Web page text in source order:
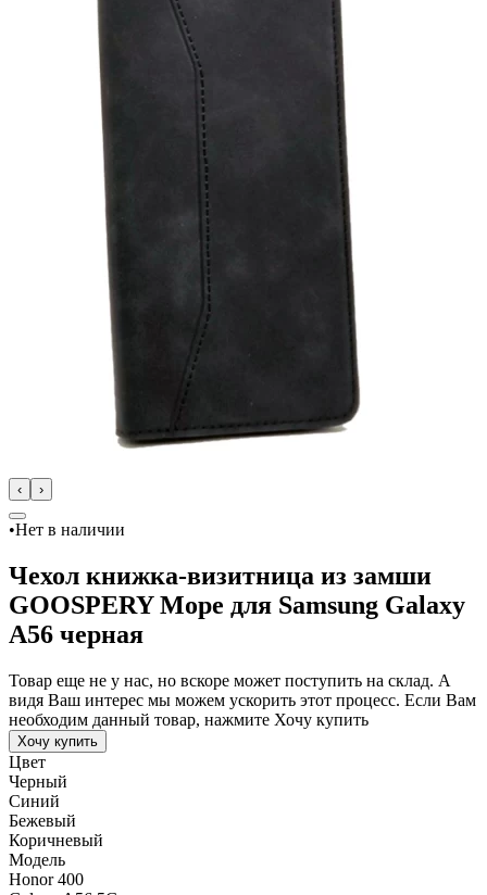
‹ ›
•Нет в наличии
Чехол книжка-визитница из замши
GOOSPERY Mope для Samsung Galaxy
A56 черная
Товар еще не у нас, но вскоре может поступить на склад. А
видя Ваш интерес мы можем ускорить этот процесс. Если Вам
необходим данный товар, нажмите Хочу купить
Хочу купить
Цвет
Черный
Синий
Бежевый
Коричневый
Модель
Honor 400